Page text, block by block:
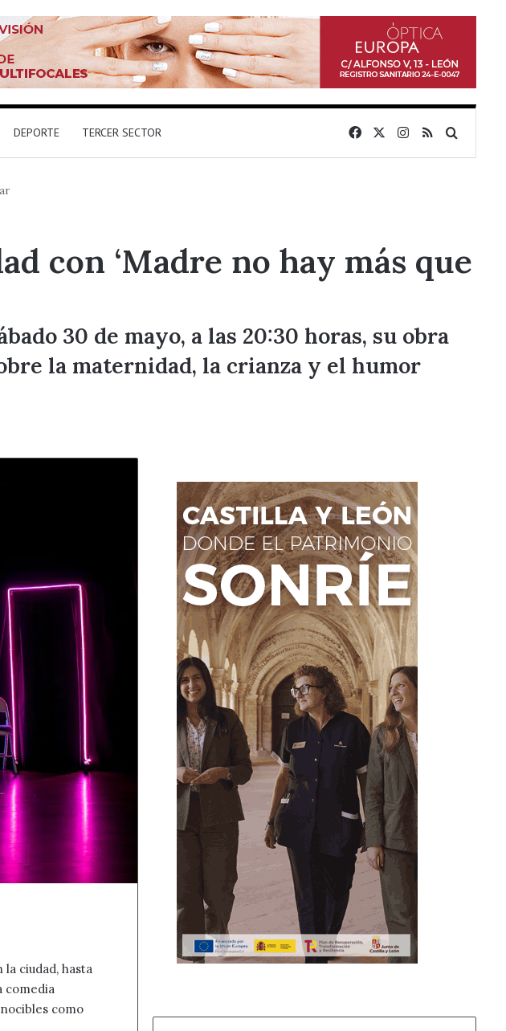
DEPORTE TERCER SECTOR FacebookInstagram
RSS
con ‘Madre no hay más que
30 de mayo, a las 20:30 horas, su obra
la maternidad, la crianza y el humor
ciudad, hasta
comedia
como